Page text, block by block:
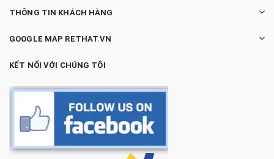
THÔNG TIN KHÁCH HÀNG
GOOGLE MAP RETHAT.VN
KẾT NỐI VỚI CHÚNG TÔI